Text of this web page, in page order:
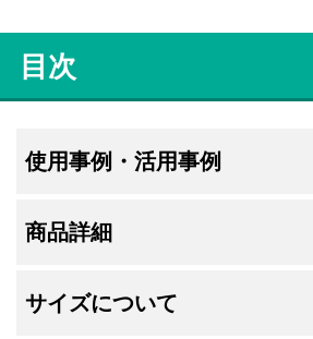
目次
使用事例・活用事例
商品詳細
サイズについて